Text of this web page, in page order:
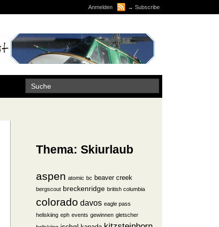
Anmelden → Subscribe
Thema: Skiurlaub
aspen atomic bc beaver creek
bergscout breckenridge british columbia
colorado davos eagle pass
heliskiing eph events gewinnen gletscher